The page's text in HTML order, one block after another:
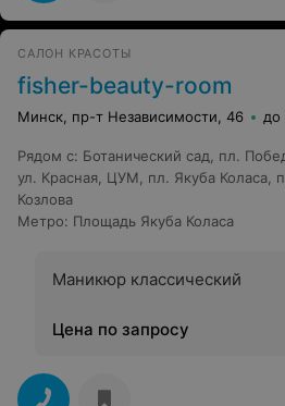
САЛОН КРАСОТЫ
fisher-beauty-room
Минск, пр-т Независимости, 46 до
Рядом с: Ботанический сад пл.
ул. Красная ЦУМ пл. Якуба Коласа
Козлова
Метро: Площадь Якуба Коласа
Маникюр классический
Цена по запросу